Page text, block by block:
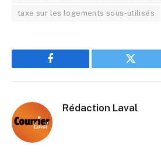
taxe sur les logements sous-utilisés
Facebook Twitter
Rédaction Laval